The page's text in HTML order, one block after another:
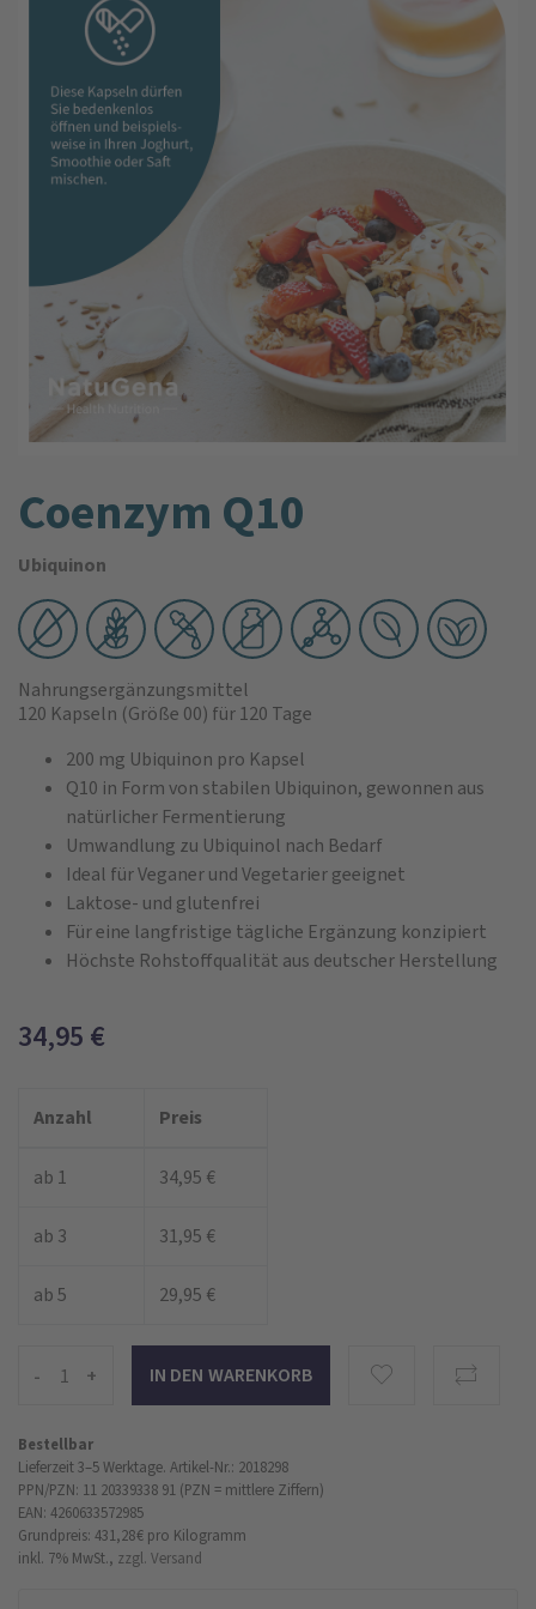
Coenzym Q10
Ubiquinon
Nahrungsergänzungsmittel
120 Kapseln (Größe 00) für 120 Tage
200 mg Ubiquinon pro Kapsel
Q10 in Form von stabilen Ubiquinon, gewonnen aus
natürlicher Fermentierung
Umwandlung zu Ubiquinol nach Bedarf
Ideal für Veganer und Vegetarier geeignet
Laktose- und glutenfrei
Für eine langfristige tägliche Ergänzung konzipiert
Höchste Rohstoffqualität aus deutscher Herstellung
34,95 €
Anzahl Preis
ab 1 34,95 €
ab 3 31,95 €
ab 5 29,95 €
- +
Bestellbar
Lieferzeit 3–5 Werktage. Artikel-Nr.: 2018298
PPN/PZN: 11 20339338 91 (PZN = mittlere Ziffern)
EAN: 4260633572985
Grundpreis: 431,28 € pro Kilogramm
inkl. 7% MwSt., zzgl. Versand